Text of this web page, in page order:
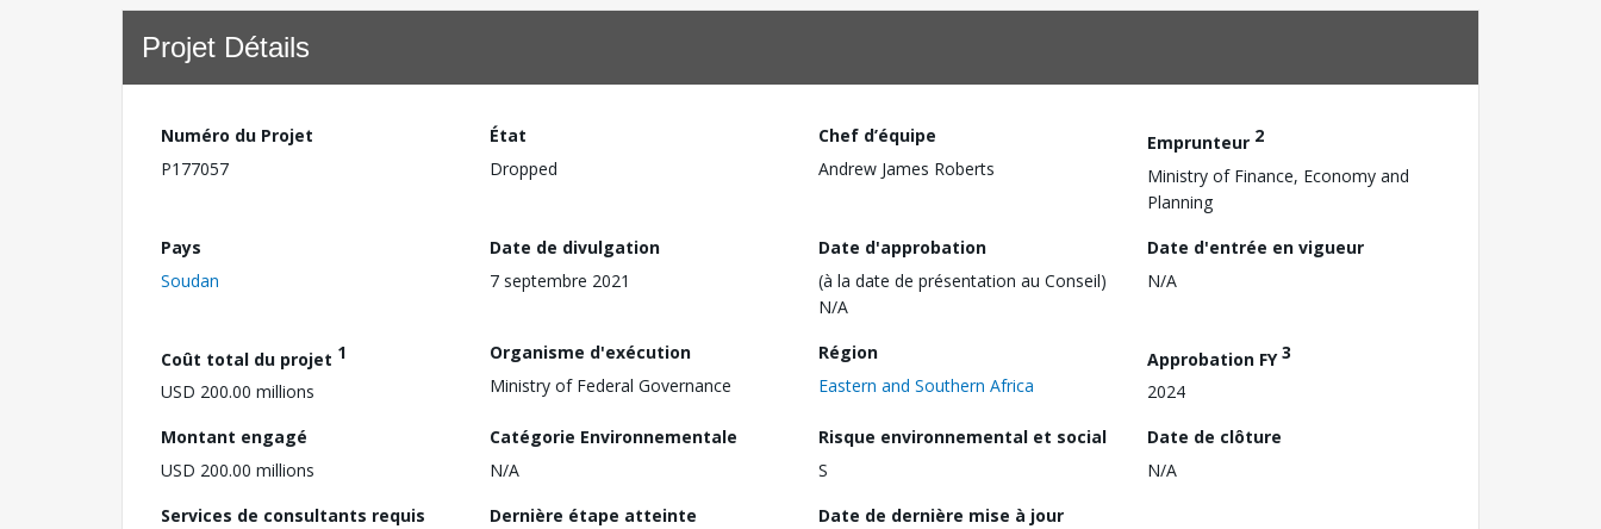
Projet Détails
Numéro du Projet
P177057
État
Dropped
Chef d’équipe
Andrew James Roberts
Emprunteur 2
Ministry of Finance, Economy and
Planning
Pays
Soudan
Date de divulgation
7 septembre 2021
Date d'approbation
(à la date de présentation au Conseil)
N/A
Date d'entrée en vigueur
N/A
Coût total du projet 1
USD 200.00 millions
Organisme d'exécution
Ministry of Federal Governance
Région
Eastern and Southern Africa
Approbation FY3
2024
Montant engagé
USD 200.00 millions
Catégorie Environnementale
N/A
Risque environnemental et social
S
Date de clôture
N/A
Services de consultants requis
Dernière étape atteinte
Date de dernière mise à jour